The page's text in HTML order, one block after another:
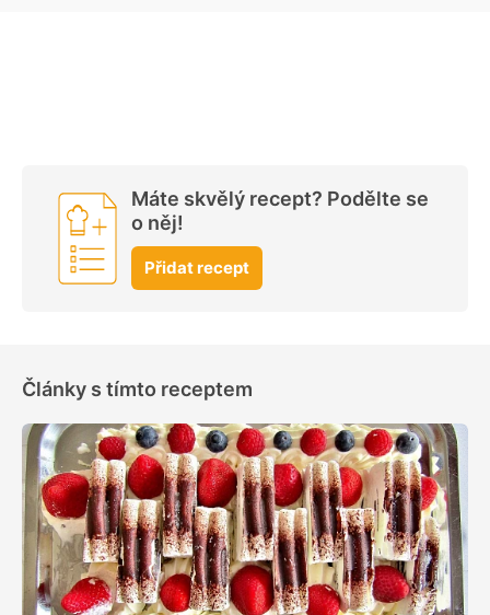
Máte skvělý recept? Podělte se
o něj!
Přidat recept
Články s tímto receptem